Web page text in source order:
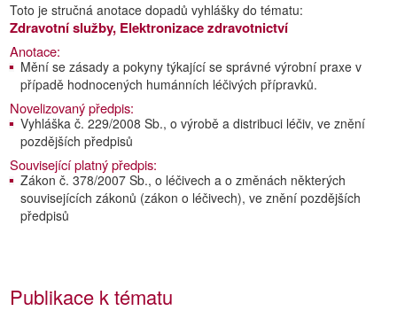
Toto je stručná anotace dopadů vyhlášky do tématu:
Zdravotní služby, Elektronizace zdravotnictví
Anotace:
Mění se zásady a pokyny týkající se správné výrobní praxe v
případě hodnocených humánních léčivých přípravků.
Novelizovaný předpis:
Vyhláška č. 229/2008 Sb., o výrobě a distribuci léčiv, ve znění
pozdějších předpisů
Související platný předpis:
Zákon č. 378/2007 Sb., o léčivech a o změnách některých
souvisejících zákonů (zákon o léčivech), ve znění pozdějších
předpisů
Publikace k tématu